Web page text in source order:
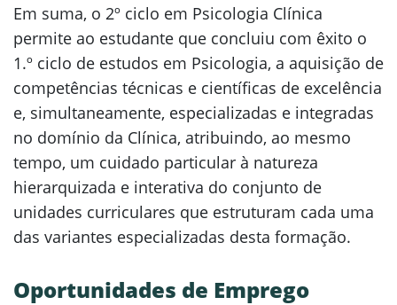
Em suma, o 2º ciclo em Psicologia Clínica
permite ao estudante que concluiu com êxito o
1.º ciclo de estudos em Psicologia, a aquisição de
competências técnicas e científicas de excelência
e, simultaneamente, especializadas e integradas
no domínio da Clínica, atribuindo, ao mesmo
tempo, um cuidado particular à natureza
hierarquizada e interativa do conjunto de
unidades curriculares que estruturam cada uma
das variantes especializadas desta formação.
Oportunidades de Emprego